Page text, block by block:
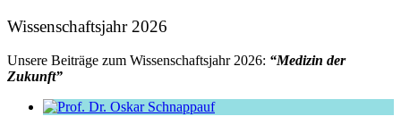
Wissenschaftsjahr 2026
Unsere Beiträge zum Wissenschaftsjahr 2026: “Medizin der
Zukunft”